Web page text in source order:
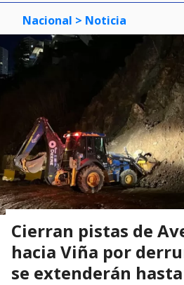
Nacional > Noticia
Cierran pistas de
hacia Viña por
se extenderán